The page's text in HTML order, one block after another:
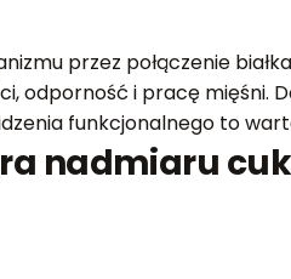
przez połączenie
odporność i pracę
funkcjonalnego to
nadmiaru